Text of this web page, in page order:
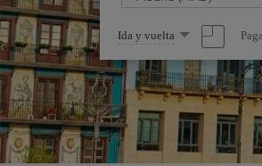
Seleccione
una
opción
Ida y vuelta